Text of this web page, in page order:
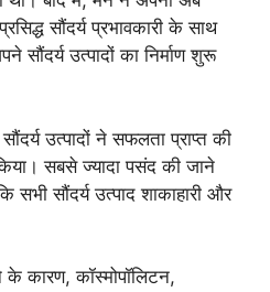
सौंदर्य प्रभावकारी के साथ
उत्पादों का निर्माण शुरू
सौंदर्य उत्पादों ने सफलता प्राप्त की
सबसे ज्यादा पसंद की जाने
सभी सौंदर्य उत्पाद शाकाहारी और
कारण, कॉस्मोपॉलिटन,